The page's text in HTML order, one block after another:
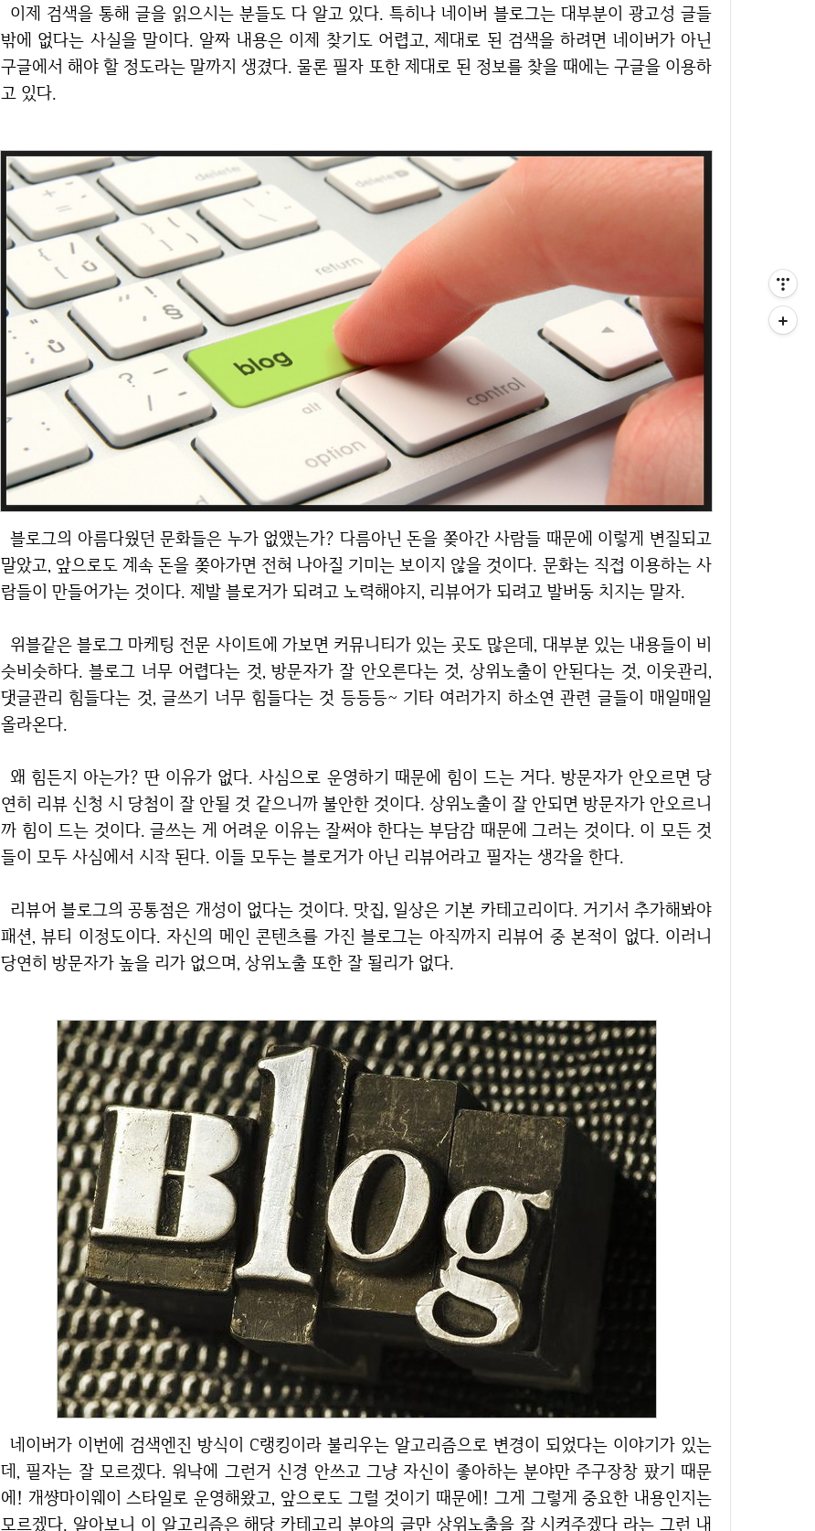
이제 검색을 통해 글을 읽으시는 분들도 다 알고 있다. 특히나 네이버 블로그는 대부분이 광고성 글들
밖에 없다는 사실을 말이다. 알짜 내용은 이제 찾기도 어렵고, 제대로 된 검색을 하려면 네이버가 아닌
구글에서 해야 할 정도라는 말까지 생겼다. 물론 필자 또한 제대로 된 정보를 찾을 때에는 구글을 이용하
고 있다.
블로그의 아름다웠던 문화들은 누가 없앴는가? 다름아닌 돈을 쫒아간 사람들 때문에 이렇게 변질되고
말았고, 앞으로도 계속 돈을 쫒아가면 전혀 나아질 기미는 보이지 않을 것이다. 문화는 직접 이용하는 사
람들이 만들어가는 것이다. 제발 블로거가 되려고 노력해야지, 리뷰어가 되려고 발버둥 치지는 말자.
위블같은 블로그 마케팅 전문 사이트에 가보면 커뮤니티가 있는 곳도 많은데, 대부분 있는 내용들이 비
슷비슷하다. 블로그 너무 어렵다는 것, 방문자가 잘 안오른다는 것, 상위노출이 안된다는 것, 이웃관리,
댓글관리 힘들다는 것, 글쓰기 너무 힘들다는 것 등등등~ 기타 여러가지 하소연 관련 글들이 매일매일
올라온다.
왜 힘든지 아는가? 딴 이유가 없다. 사심으로 운영하기 때문에 힘이 드는 거다. 방문자가 안오르면 당
연히 리뷰 신청 시 당첨이 잘 안될 것 같으니까 불안한 것이다. 상위노출이 잘 안되면 방문자가 안오르니
까 힘이 드는 것이다. 글쓰는 게 어려운 이유는 잘써야 한다는 부담감 때문에 그러는 것이다. 이 모든 것
들이 모두 사심에서 시작 된다. 이들 모두는 블로거가 아닌 리뷰어라고 필자는 생각을 한다.
리뷰어 블로그의 공통점은 개성이 없다는 것이다. 맛집, 일상은 기본 카테고리이다. 거기서 추가해봐야
패션, 뷰티 이정도이다. 자신의 메인 콘텐츠를 가진 블로그는 아직까지 리뷰어 중 본적이 없다. 이러니
당연히 방문자가 높을 리가 없으며, 상위노출 또한 잘 될리가 없다.
네이버가 이번에 검색엔진 방식이 C랭킹이라 불리우는 알고리즘으로 변경이 되었다는 이야기가 있는
데, 필자는 잘 모르겠다. 워낙에 그런거 신경 안쓰고 그냥 자신이 좋아하는 분야만 주구장창 팠기 때문
에! 개썅마이웨이 스타일로 운영해왔고, 앞으로도 그럴 것이기 때문에! 그게 그렇게 중요한 내용인지는
모르겠다. 알아보니 이 알고리즘은 해당 카테고리 분야의 글만 상위노출을 잘 시켜주겠다 라는 그런 내